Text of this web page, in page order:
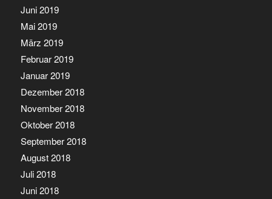
Juni 2019
Mai 2019
März 2019
Februar 2019
Januar 2019
Dezember 2018
November 2018
Oktober 2018
September 2018
August 2018
Juli 2018
Juni 2018